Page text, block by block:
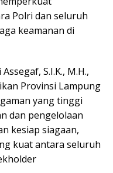
Polri dan seluruh
keamanan di
S.I.K., M.H.,
Provinsi Lampung
yang tinggi
dan pengelolaan
kesiap siagaan,
kuat antara seluruh